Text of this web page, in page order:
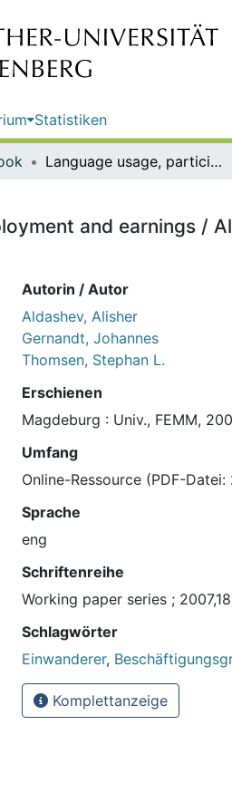
Statistiken
Language usage, participation, employment and earnings / Alisher Aldashev; Johannes Gernandt; Stephan L. Thomsen
and earnings /
Autorin / Autor
Aldashev, Alisher
Gernandt, Johannes
Thomsen, Stephan L.
Erschienen
Magdeburg : Univ., FEMM,
Umfang
Online-Ressource (PDF-
Sprache
eng
Schriftenreihe
Working paper series ;
Schlagwörter
Einwanderer,
Komplettanzeige